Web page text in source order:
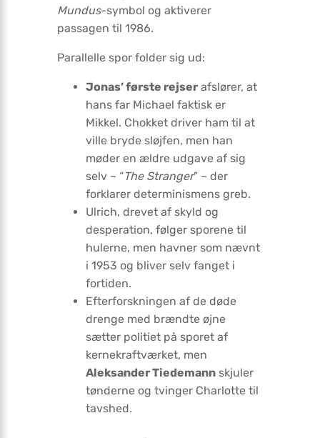
Mundus-symbol og aktiverer
passagen til 1986.
Parallelle spor folder sig ud:
Jonas’ første rejser afslører, at
hans far Michael faktisk er
Mikkel. Chokket driver ham til at
ville bryde sløjfen, men han
møder en ældre udgave af sig
selv – “The Stranger” – der
forklarer determinismens greb.
Ulrich, drevet af skyld og
desperation, følger sporene til
hulerne, men havner som nævnt
i 1953 og bliver selv fanget i
fortiden.
Efterforskningen af de døde
drenge med brændte øjne
sætter politiet på sporet af
kernekraftværket, men
Aleksander Tiedemann skjuler
tønderne og tvinger Charlotte til
tavshed.